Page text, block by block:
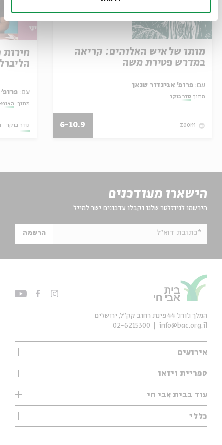
מותו של איש האלוהים: קריאה
במדרש פטירת משה
עם:
מתוך:סדר בוקר
zoom
6-10.9
עם: פרופ'
מתוך:
סדר בוקר
הישארו מעודכנים
הירשמו לניוזלטר שלנו וקבלו עדכונים ישר למייל
*כתובת דוא"ל הרשמה
אירועים
עיון
אנגלית
נוער
סדרות
ספריית וידאו
ילדים
מוזיקה
עיון
מיוחדים
עוד בבית אבי חי
תערוכות
מיוחדים
כללי
אודות
המלך ג'ורג' 44 פינת רחוב קק״ל, ירושלים
info@bac.org.il
02-6215300